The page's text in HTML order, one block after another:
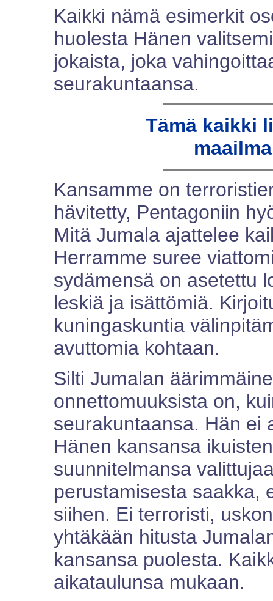
Kaikki nämä esimerkit
huolesta Hänen
jokaista, joka
seurakuntaansa.
Tämä kaikki
Kansamme on
hävitetty, Pentagoniin
Mitä Jumala ajattelee
Herramme suree
sydämensä on asetettu
leskiä ja isättömiä.
kuningaskuntia
avuttomia kohtaan.
Silti Jumalan
onnettomuuksista on,
seurakuntaansa. Hän ei
Hänen kansansa
suunnitelmansa
perustamisesta saakka,
siihen. Ei terroristi,
yhtäkään hitusta
kansansa puolesta.
aikataulunsa mukaan.